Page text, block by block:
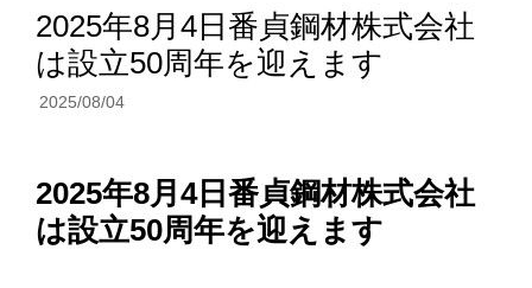
2025年8月4日番貞鋼材株式会社
は設立50周年を迎えます
2025/08/04
2025年8月4日番貞鋼材株式会社
は設立50周年を迎えます